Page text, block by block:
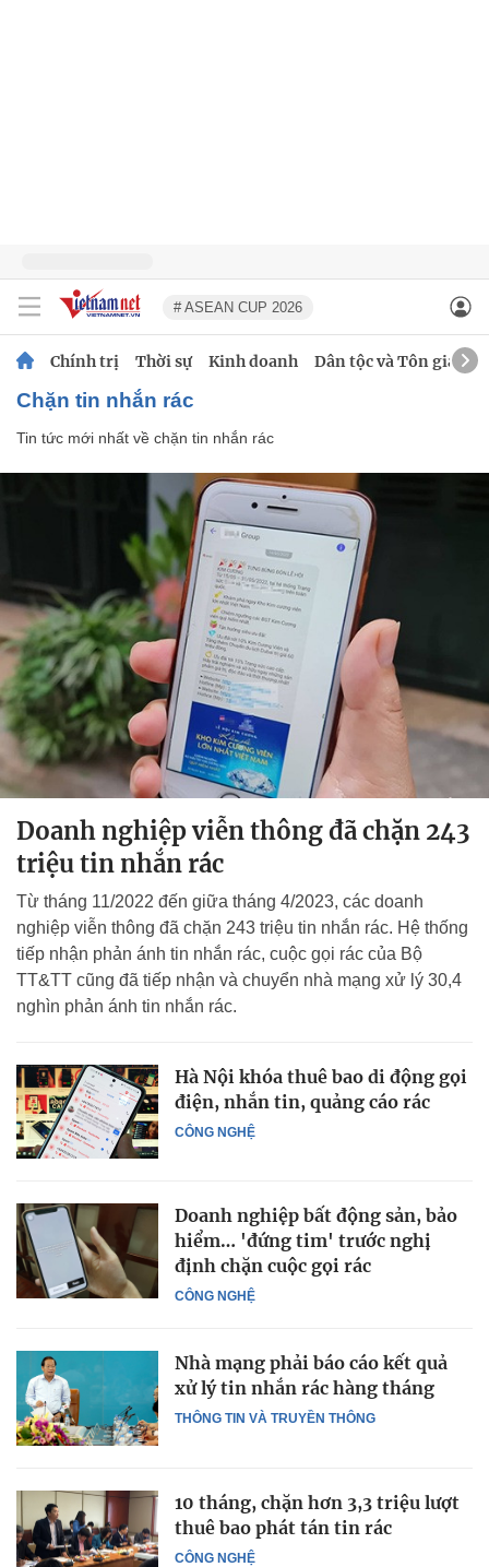
# ASEAN CUP 2026
Chính trị Thời sự Kinh doanh Dân tộc và Tôn giáo
chặn tin nhắn rác
Tin tức mới nhất về chặn tin nhắn rác
Doanh nghiệp viễn thông đã chặn 243
triệu tin nhắn rác
Từ tháng 11/2022 đến giữa tháng 4/2023, các doanh
nghiệp viễn thông đã chặn 243 triệu tin nhắn rác. Hệ thống
tiếp nhận phản ánh tin nhắn rác, cuộc gọi rác của Bộ
TT&TT cũng đã tiếp nhận và chuyển nhà mạng xử lý 30,4
nghìn phản ánh tin nhắn rác.
CÔNG NGHỆ
Hà Nội khóa thuê bao di động gọi
điện, nhắn tin, quảng cáo rác
CÔNG NGHỆ
Doanh nghiệp bất động sản, bảo
hiểm… 'đứng tim' trước nghị
định chặn cuộc gọi rác
THÔNG TIN VÀ TRUYỀN THÔNG
Nhà mạng phải báo cáo kết quả
xử lý tin nhắn rác hàng tháng
CÔNG NGHỆ
10 tháng, chặn hơn 3,3 triệu lượt
thuê bao phát tán tin rác